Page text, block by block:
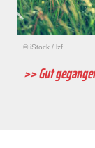
© iStock / lzf
>> Gut